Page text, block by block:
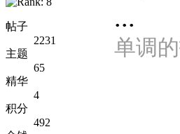
帖子
2231
主题
65
精华
4
积分
492
...
单调